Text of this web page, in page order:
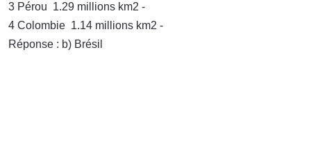
3 Pérou 1.29 millions km2 -
4 Colombie 1.14 millions km2 -
Réponse : b) Brésil